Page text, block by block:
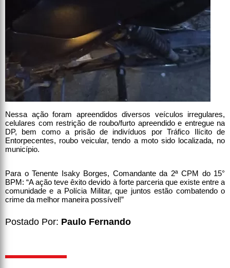
Nessa ação foram apreendidos diversos veículos irregulares,
celulares com restrição de roubo/furto apreendido e entregue na
DP, bem como a prisão de indivíduos por Tráfico Ilícito de
Entorpecentes, roubo veicular, tendo a moto sido localizada, no
município.
Para o Tenente Isaky Borges, Comandante da 2ª CPM do 15°
BPM: “A ação teve êxito devido à forte parceria que existe entre a
comunidade e a Polícia Militar, que juntos estão combatendo o
crime da melhor maneira possível!”
Postado Por: Paulo Fernando